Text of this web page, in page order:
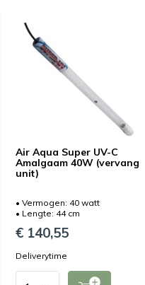
Air Aqua Super UV-C
Amalgaam 40W (vervang
unit)
• Vermogen: 40 watt
• Lengte: 44 cm
€ 140,55
Deliverytime